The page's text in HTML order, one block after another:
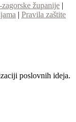
županije |
| Pravila zaštite
poslovnih ideja.